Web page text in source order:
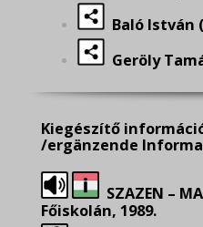
Baló István
Geröly
Kiegészítő
/ergänzende
SZAZEN –
Főiskolán, 1989.